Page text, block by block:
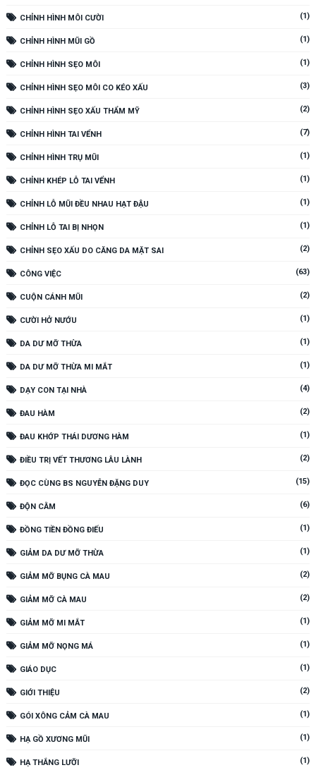
CHỈNH HÌNH MÔI CƯỜI (1)
CHỈNH HÌNH MŨI GỒ (1)
CHỈNH HÌNH SẸO MÔI (1)
CHỈNH HÌNH SẸO MÔI CO KÉO XẤU (3)
CHỈNH HÌNH SẸO XẤU THẨM MỸ (2)
CHỈNH HÌNH TAI VỂNH (7)
CHỈNH HÌNH TRỤ MŨI (1)
CHỈNH KHÉP LỖ TAI VỂNH (1)
CHỈNH LỖ MŨI ĐỀU NHAU HẠT ĐẬU (1)
CHỈNH LỖ TAI BỊ NHỌN (1)
CHỈNH SẸO XẤU DO CĂNG DA MẶT SAI (2)
CÔNG VIỆC (63)
CUỘN CÁNH MŨI (2)
CƯỜI HỞ NƯỚU (1)
DA DƯ MỠ THỪA (1)
DA DƯ MỠ THỪA MI MẮT (1)
DẠY CON TẠI NHÀ (4)
ĐAU HÀM (2)
ĐAU KHỚP THÁI DƯƠNG HÀM (1)
ĐIỀU TRỊ VẾT THƯƠNG LÂU LÀNH (2)
ĐỌC CÙNG BS NGUYỄN ĐẶNG DUY (15)
ĐỘN CẰM (6)
ĐỒNG TIỀN ĐỒNG ĐIẾU (1)
GIẢM DA DƯ MỠ THỪA (1)
GIẢM MỠ BỤNG CÀ MAU (2)
GIẢM MỠ CÀ MAU (2)
GIẢM MỠ MI MẮT (1)
GIẢM MỠ NỌNG MÁ (1)
GIÁO DỤC (1)
GIỚI THIỆU (2)
GÓI XÔNG CẢM CÀ MAU (1)
HẠ GỒ XƯƠNG MŨI (1)
HẠ THẮNG LƯỠI (1)